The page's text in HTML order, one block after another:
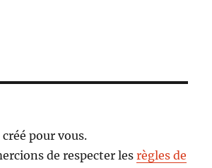
pour vous.
de respecter lesrègles de